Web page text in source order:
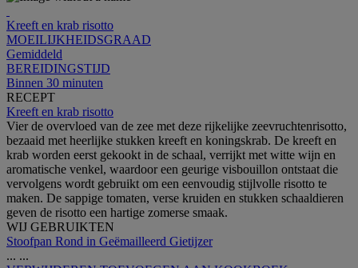
Kreeft en krab risotto
MOEILIJKHEIDSGRAAD
Gemiddeld
BEREIDINGSTIJD
Binnen 30 minuten
RECEPT
Kreeft en krab risotto
Vier de overvloed van de zee met deze rijkelijke zeevruchtenrisotto,
bezaaid met heerlijke stukken kreeft en koningskrab. De kreeft en
krab worden eerst gekookt in de schaal, verrijkt met witte wijn en
aromatische venkel, waardoor een geurige visbouillon ontstaat die
vervolgens wordt gebruikt om een eenvoudig stijlvolle risotto te
maken. De sappige tomaten, verse kruiden en stukken schaaldieren
geven de risotto een hartige zomerse smaak.
WIJ GEBRUIKTEN
Stoofpan Rond in Geëmailleerd Gietijzer
... ...